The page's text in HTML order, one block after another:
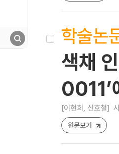
학술논
색채
0011’
[이현희, 신호철]
원문보기